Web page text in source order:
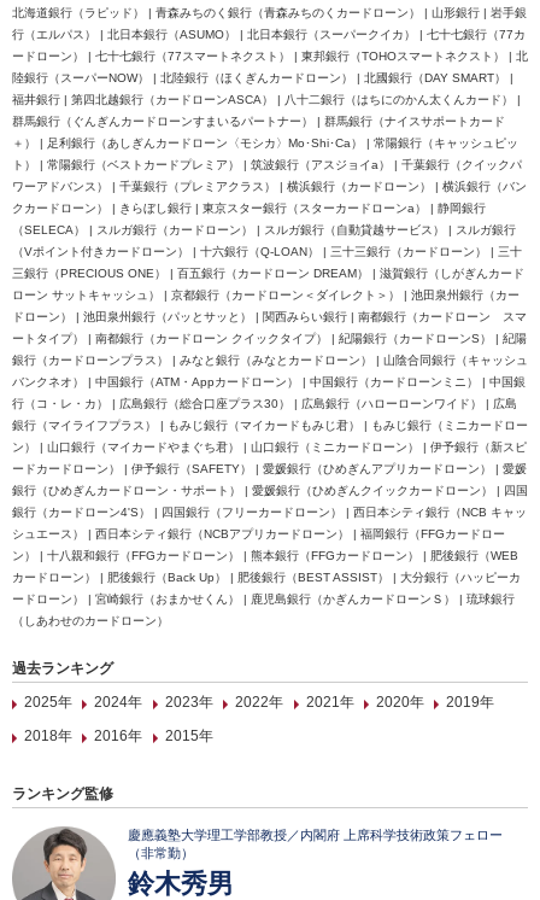
北海道銀行（ラピッド） | 青森みちのく銀行（青森みちのくカードローン） | 山形銀行 | 岩手銀
行（エルパス） | 北日本銀行（ASUMO） | 北日本銀行（スーパークイカ） | 七十七銀行（77カ
ードローン） | 七十七銀行（77スマートネクスト） | 東邦銀行（TOHOスマートネクスト） | 北
陸銀行（スーパーNOW） | 北陸銀行（ほくぎんカードローン） | 北國銀行（DAY SMART） |
福井銀行 | 第四北越銀行（カードローンASCA） | 八十二銀行（はちにのかん太くんカード） |
群馬銀行（ぐんぎんカードローンすまいるパートナー） | 群馬銀行（ナイスサポートカード
＋） | 足利銀行（あしぎんカードローン〈モシカ〉Mo･Shi･Ca） | 常陽銀行（キャッシュピッ
ト） | 常陽銀行（ベストカードプレミア） | 筑波銀行（アスジョイa） | 千葉銀行（クイックパ
ワーアドバンス） | 千葉銀行（プレミアクラス） | 横浜銀行（カードローン） | 横浜銀行（バン
クカードローン） | きらぼし銀行 | 東京スター銀行（スターカードローンa） | 静岡銀行
（SELECA） | スルガ銀行（カードローン） | スルガ銀行（自動貸越サービス） | スルガ銀行
（Vポイント付きカードローン） | 十六銀行（Q-LOAN） | 三十三銀行（カードローン） | 三十
三銀行（PRECIOUS ONE） | 百五銀行（カードローン DREAM） | 滋賀銀行（しがぎんカード
ローン サットキャッシュ） | 京都銀行（カードローン＜ダイレクト＞） | 池田泉州銀行（カー
ドローン） | 池田泉州銀行（パッとサッと） | 関西みらい銀行 | 南都銀行（カードローン スマ
ートタイプ） | 南都銀行（カードローン クイックタイプ） | 紀陽銀行（カードローンS） | 紀陽
銀行（カードローンプラス） | みなと銀行（みなとカードローン） | 山陰合同銀行（キャッシュ
バンクネオ） | 中国銀行（ATM・Appカードローン） | 中国銀行（カードローンミニ） | 中国銀
行（コ・レ・カ） | 広島銀行（総合口座プラス30） | 広島銀行（ハローローンワイド） | 広島
銀行（マイライフプラス） | もみじ銀行（マイカードもみじ君） | もみじ銀行（ミニカードロー
ン） | 山口銀行（マイカードやまぐち君） | 山口銀行（ミニカードローン） | 伊予銀行（新スピ
ードカードローン） | 伊予銀行（SAFETY） | 愛媛銀行（ひめぎんアプリカードローン） | 愛媛
銀行（ひめぎんカードローン・サポート） | 愛媛銀行（ひめぎんクイックカードローン） | 四国
銀行（カードローン4'S） | 四国銀行（フリーカードローン） | 西日本シティ銀行（NCB キャッ
シュエース） | 西日本シティ銀行（NCBアプリカードローン） | 福岡銀行（FFGカードロー
ン） | 十八親和銀行（FFGカードローン） | 熊本銀行（FFGカードローン） | 肥後銀行（WEB
カードローン） | 肥後銀行（Back Up） | 肥後銀行（BEST ASSIST） | 大分銀行（ハッピーカ
ードローン） | 宮崎銀行（おまかせくん） | 鹿児島銀行（かぎんカードローンＳ） | 琉球銀行
（しあわせのカードローン）
過去ランキング
2025年
2024年 2023年 2022年 2021年 2020年
2019年
2018年
2016年 2015年
ランキング監修
慶應義塾大学理工学部教授／内閣府 上席科学技術政策フェロー
（非常勤）
鈴木秀男